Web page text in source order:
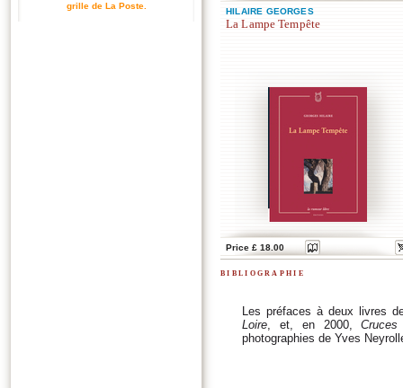
grille de La Poste.
HILAIRE GEORGES
La Lampe Tempête
Price £ 18.00
bibliographie
Les préfaces à deux livres
Loire, et, en 2000,
photographies de Yves